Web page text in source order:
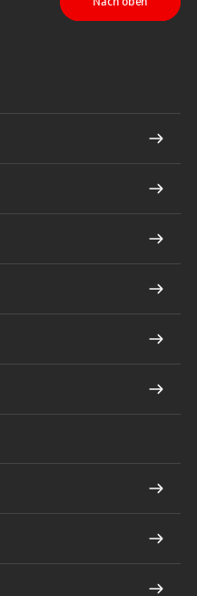
TikTokauf LinkedIn